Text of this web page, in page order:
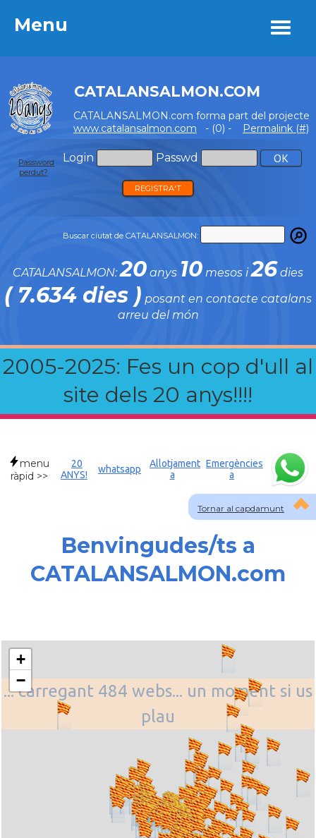
Menu
CATALANSALMON.COM
CATALANSALMON.com forma part del projecte
www.catalansalmon.com - (0) - Permalink (#)
Login Passwd
Password
perdut?
REGISTRA'T
Buscar ciutat de CATALANSALMON:
CATALANSALMON:20 anys 10 mesos i26 dies
( 7.634 dies ) posant en contacte catalans
arreu del món
2005-2025: Fes un cop d'ull al
site dels 20 anys!!!!
Menu
Tornar al capdamunt
menu
ràpid >>
20
ANYS!
whatsapp
Allotjament
a
Emergències
a
Benvingudes/ts a
CATALANSALMON.com
... carregant 484 webs... un moment si us
plau
+
−